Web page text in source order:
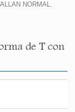
NORMAL.
de T con